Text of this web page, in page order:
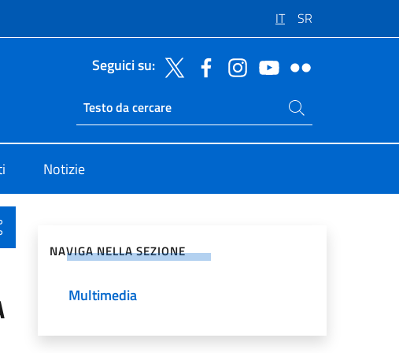
IT SR
Seguici su:
Ricerca sito live
Cerca nel sito
Notizie
NAVIGA NELLA SEZIONE
Multimedia